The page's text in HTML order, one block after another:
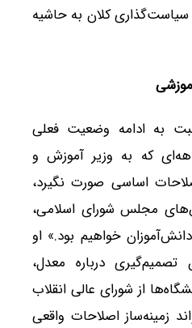
سیاست‌گذاری کلان به حاشیه
به ادامه وضعیت فعلی
که به وزیر آموزش و
اساسی صورت نگیرد،
مجلس شورای اسلامی،
خواهیم بود.» او
تصمیم‌گیری درباره معدل،
از شورای عالی انقلاب
زمینه‌ساز اصلاحات واقعی